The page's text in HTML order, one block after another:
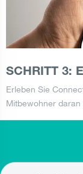
SCHRITT 3:
Erleben Sie
Mitbewohner daran